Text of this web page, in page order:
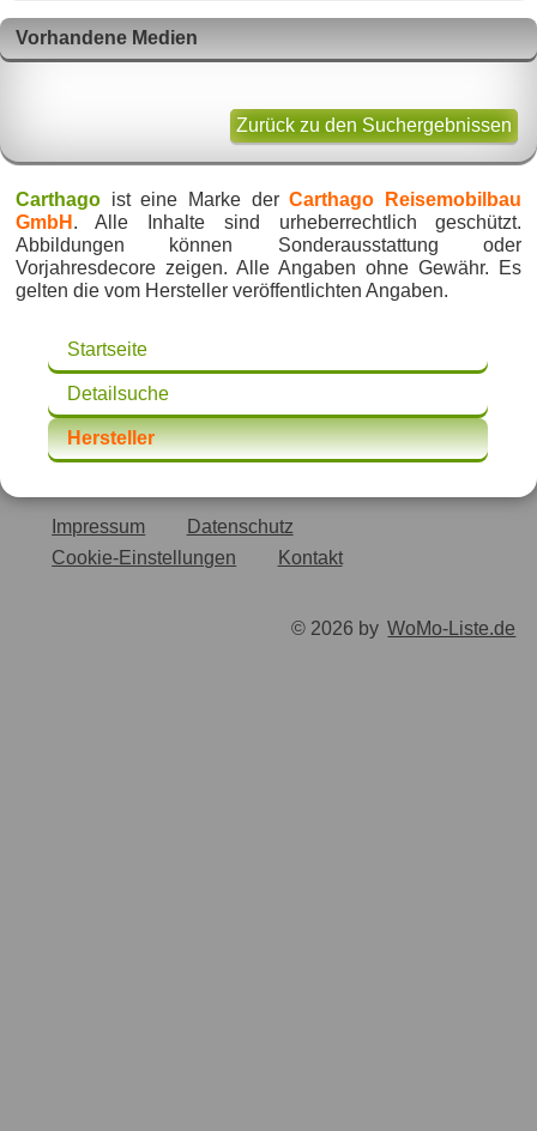
Vorhandene Medien
Zurück zu den Suchergebnissen
Carthagoist eine Marke derCarthago Reisemobilbau
GmbH . Alle Inhalte sind urheberrechtlich geschützt.
Abbildungen können Sonderausstattung oder
Vorjahresdecore zeigen. Alle Angaben ohne Gewähr. Es
gelten die vom Hersteller veröffentlichten Angaben.
Startseite
Detailsuche
Hersteller
Impressum
Datenschutz
Cookie-Einstellungen
Kontakt
© 2026 by WoMo-Liste.de